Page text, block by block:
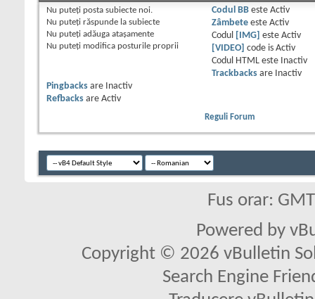
Nu puteţi posta subiecte noi.
Nu puteţi răspunde la subiecte
Nu puteţi adăuga ataşamente
Nu puteţi modifica posturile proprii
Codul BBeste Activ
Zâmbeteeste Activ
Codul
[IMG] este Activ
[VIDEO]
code is Activ
Codul HTML este
Inactiv
Trackbacksare
Inactiv
Pingbacks are
Inactiv
Refbacks are Activ
Reguli Forum
Fus orar:
Powered by
Copyright © 2026 vBulletin
Search Engine